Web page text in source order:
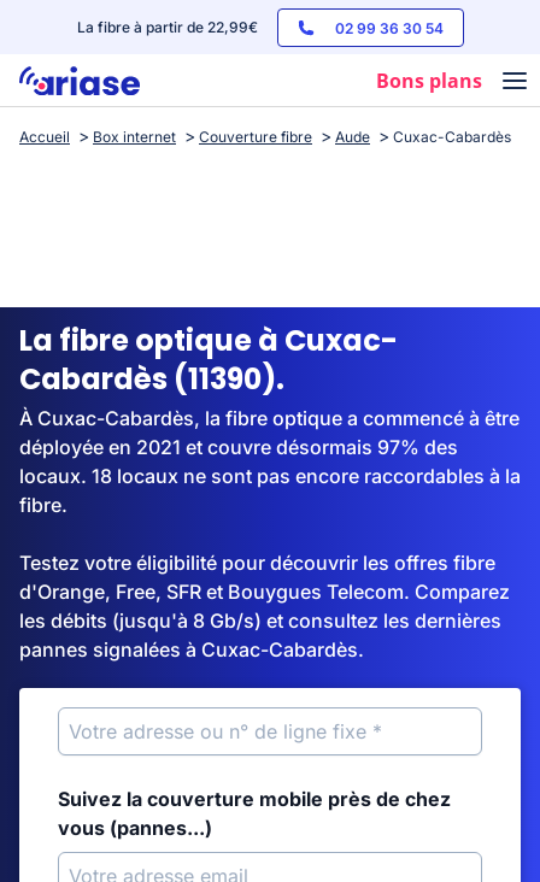
La fibre à partir de 22,99€ 02 99 36 30 54
Bons plans
Box internet
Streaming
Accueil Box internet Couverture fibre Aude Cuxac-Cabardès
La fibre optique à Cuxac-
Cabardès (11390).
À Cuxac-Cabardès, la fibre optique a commencé à être
déployée en 2021 et couvre désormais 97% des
locaux. 18 locaux ne sont pas encore raccordables à la
fibre.
Testez votre éligibilité pour découvrir les offres fibre
d'Orange, Free, SFR et Bouygues Telecom. Comparez
les débits (jusqu'à 8 Gb/s) et consultez les dernières
pannes signalées à Cuxac-Cabardès.
Suivez la couverture mobile près de chez
vous (pannes...)